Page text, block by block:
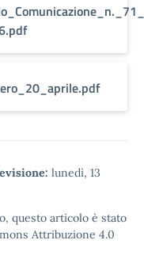
lunedì, 13
questo articolo è stato
Attribuzione 4.0